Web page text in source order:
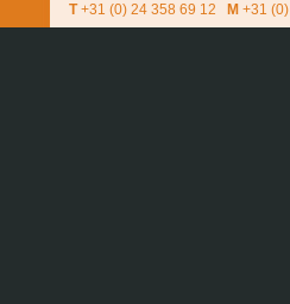
T+31 (0) 24 358 69 12 M +31